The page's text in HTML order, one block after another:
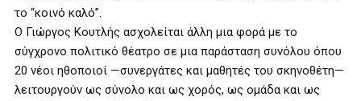
το “κοινό καλό”.
Ο Γιώργος Κουτλής ασχολείται άλλη μια φορά με το
σύγχρονο πολιτικό θέατρο σε μια παράσταση συνόλου όπου
20 νέοι ηθοποιοί —συνεργάτες και μαθητές του σκηνοθέτη—
λειτουργούν ως σύνολο και ως χορός, ως ομάδα και ως